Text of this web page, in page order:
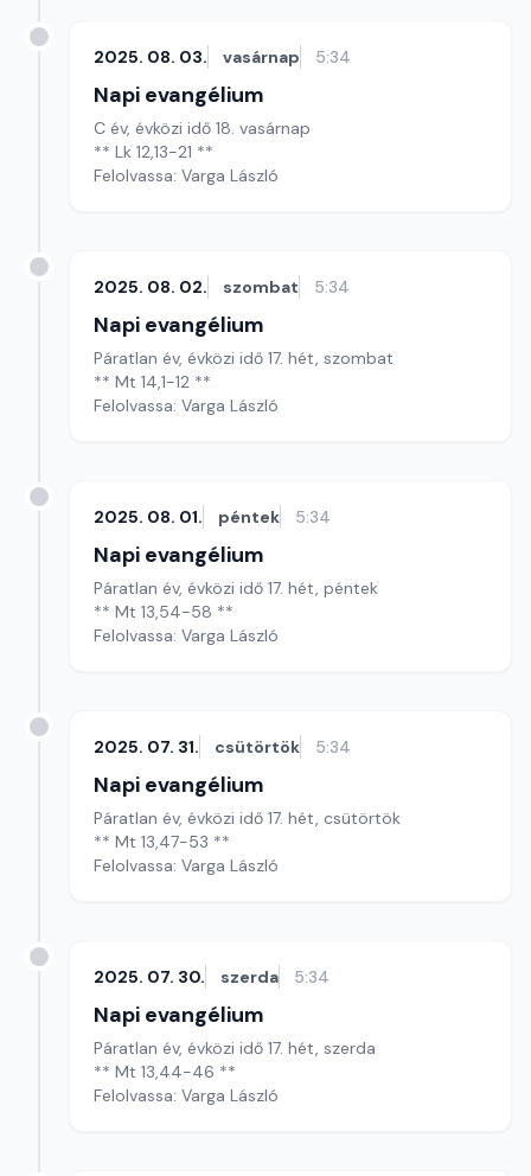
2025. 08. 03. vasárnap 5:34
Napi evangélium
C év, évközi idő 18. vasárnap
** Lk 12,13-21 **
Felolvassa: Varga László
2025. 08. 02. szombat 5:34
Napi evangélium
Páratlan év, évközi idő 17. hét, szombat
** Mt 14,1-12 **
Felolvassa: Varga László
2025. 08. 01. péntek 5:34
Napi evangélium
Páratlan év, évközi idő 17. hét, péntek
** Mt 13,54-58 **
Felolvassa: Varga László
2025. 07. 31. csütörtök 5:34
Napi evangélium
Páratlan év, évközi idő 17. hét, csütörtök
** Mt 13,47-53 **
Felolvassa: Varga László
2025. 07. 30. szerda 5:34
Napi evangélium
Páratlan év, évközi idő 17. hét, szerda
** Mt 13,44-46 **
Felolvassa: Varga László